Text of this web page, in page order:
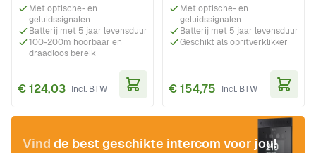
Met optische- en
geluidssignalen
Batterij met 5 jaar levensduur
100-200m hoorbaar en
draadloos bereik
€ 124,03
Met optische- en
geluidssignalen
Batterij met 5 jaar levensduur
Geschikt als opritverklikker
€ 154,75
Vind de best geschikte intercom voor jou!